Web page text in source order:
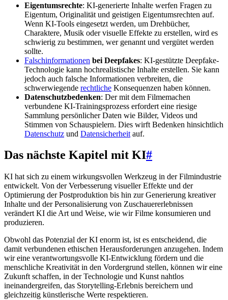
Eigentumsrechte: KI-generierte Inhalte werfen Fragen zu
Eigentum, Originalität und geistigen Eigentumsrechten auf.
Wenn KI-Tools eingesetzt werden, um Drehbücher,
Charaktere, Musik oder visuelle Effekte zu erstellen, wird es
schwierig zu bestimmen, wer genannt und vergütet werden
sollte.
Falschinformationen bei Deepfakes: KI-gestützte Deepfake-
Technologie kann hochrealistische Inhalte erstellen. Sie kann
jedoch auch falsche Informationen verbreiten, die
schwerwiegende rechtliche Konsequenzen haben können.
Datenschutzbedenken: Der mit dem Filmemachen
verbundene KI-Trainingsprozess erfordert eine riesige
Sammlung persönlicher Daten wie Bilder, Videos und
Stimmen von Schauspielern. Dies wirft Bedenken hinsichtlich
Datenschutz und Datensicherheit auf.
Das nächste Kapitel mit KI#
KI hat sich zu einem wirkungsvollen Werkzeug in der Filmindustrie
entwickelt. Von der Verbesserung visueller Effekte und der
Optimierung der Postproduktion bis hin zur Generierung kreativer
Inhalte und der Personalisierung von Zuschauererlebnissen
verändert KI die Art und Weise, wie wir Filme konsumieren und
produzieren.
Obwohl das Potenzial der KI enorm ist, ist es entscheidend, die
damit verbundenen ethischen Herausforderungen anzugehen. Indem
wir eine verantwortungsvolle KI-Entwicklung fördern und die
menschliche Kreativität in den Vordergrund stellen, können wir eine
Zukunft schaffen, in der Technologie und Kunst nahtlos
ineinandergreifen, das Storytelling-Erlebnis bereichern und
gleichzeitig künstlerische Werte respektieren.